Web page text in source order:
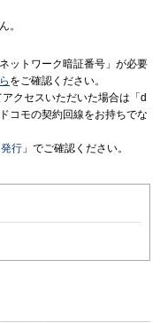
。
ットワーク暗証番号」が必要
をご確認ください。
クセスいただいた場合は「d
コモの契約回線をお持ちでな
行 」でご確認ください。